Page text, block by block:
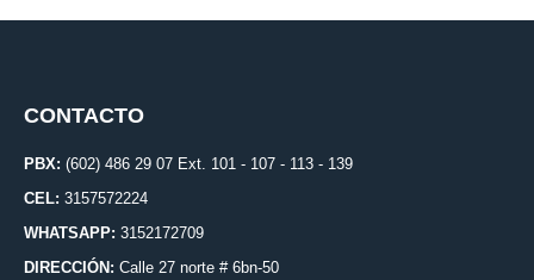
CONTACTO
PBX: (602) 486 29 07 Ext. 101 - 107 - 113 - 139
CEL: 3157572224
WHATSAPP: 3152172709
DIRECCIÓN: Calle 27 norte # 6bn-50